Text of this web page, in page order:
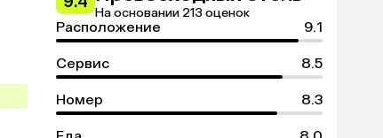
На основании 213 оценок
Расположение 9.1
Сервис 8.5
Номер 8.3